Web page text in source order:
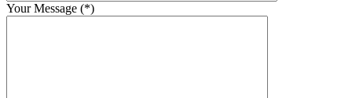
Your Message (*)